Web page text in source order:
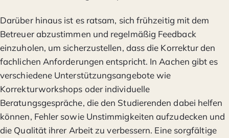
Darüber hinaus ist es ratsam, sich frühzeitig mit dem
Betreuer abzustimmen und regelmäßig Feedback
einzuholen, um sicherzustellen, dass die Korrektur den
fachlichen Anforderungen entspricht. In Aachen gibt es
verschiedene Unterstützungsangebote wie
Korrekturworkshops oder individuelle
Beratungsgespräche, die den Studierenden dabei helfen
können, Fehler sowie Unstimmigkeiten aufzudecken und
die Qualität ihrer Arbeit zu verbessern. Eine sorgfältige